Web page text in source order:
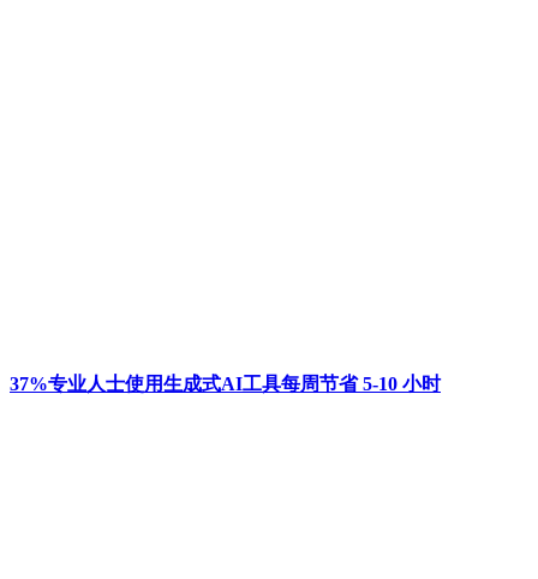
37%专业人士使用生成式AI工具每周节省 5-10 小时